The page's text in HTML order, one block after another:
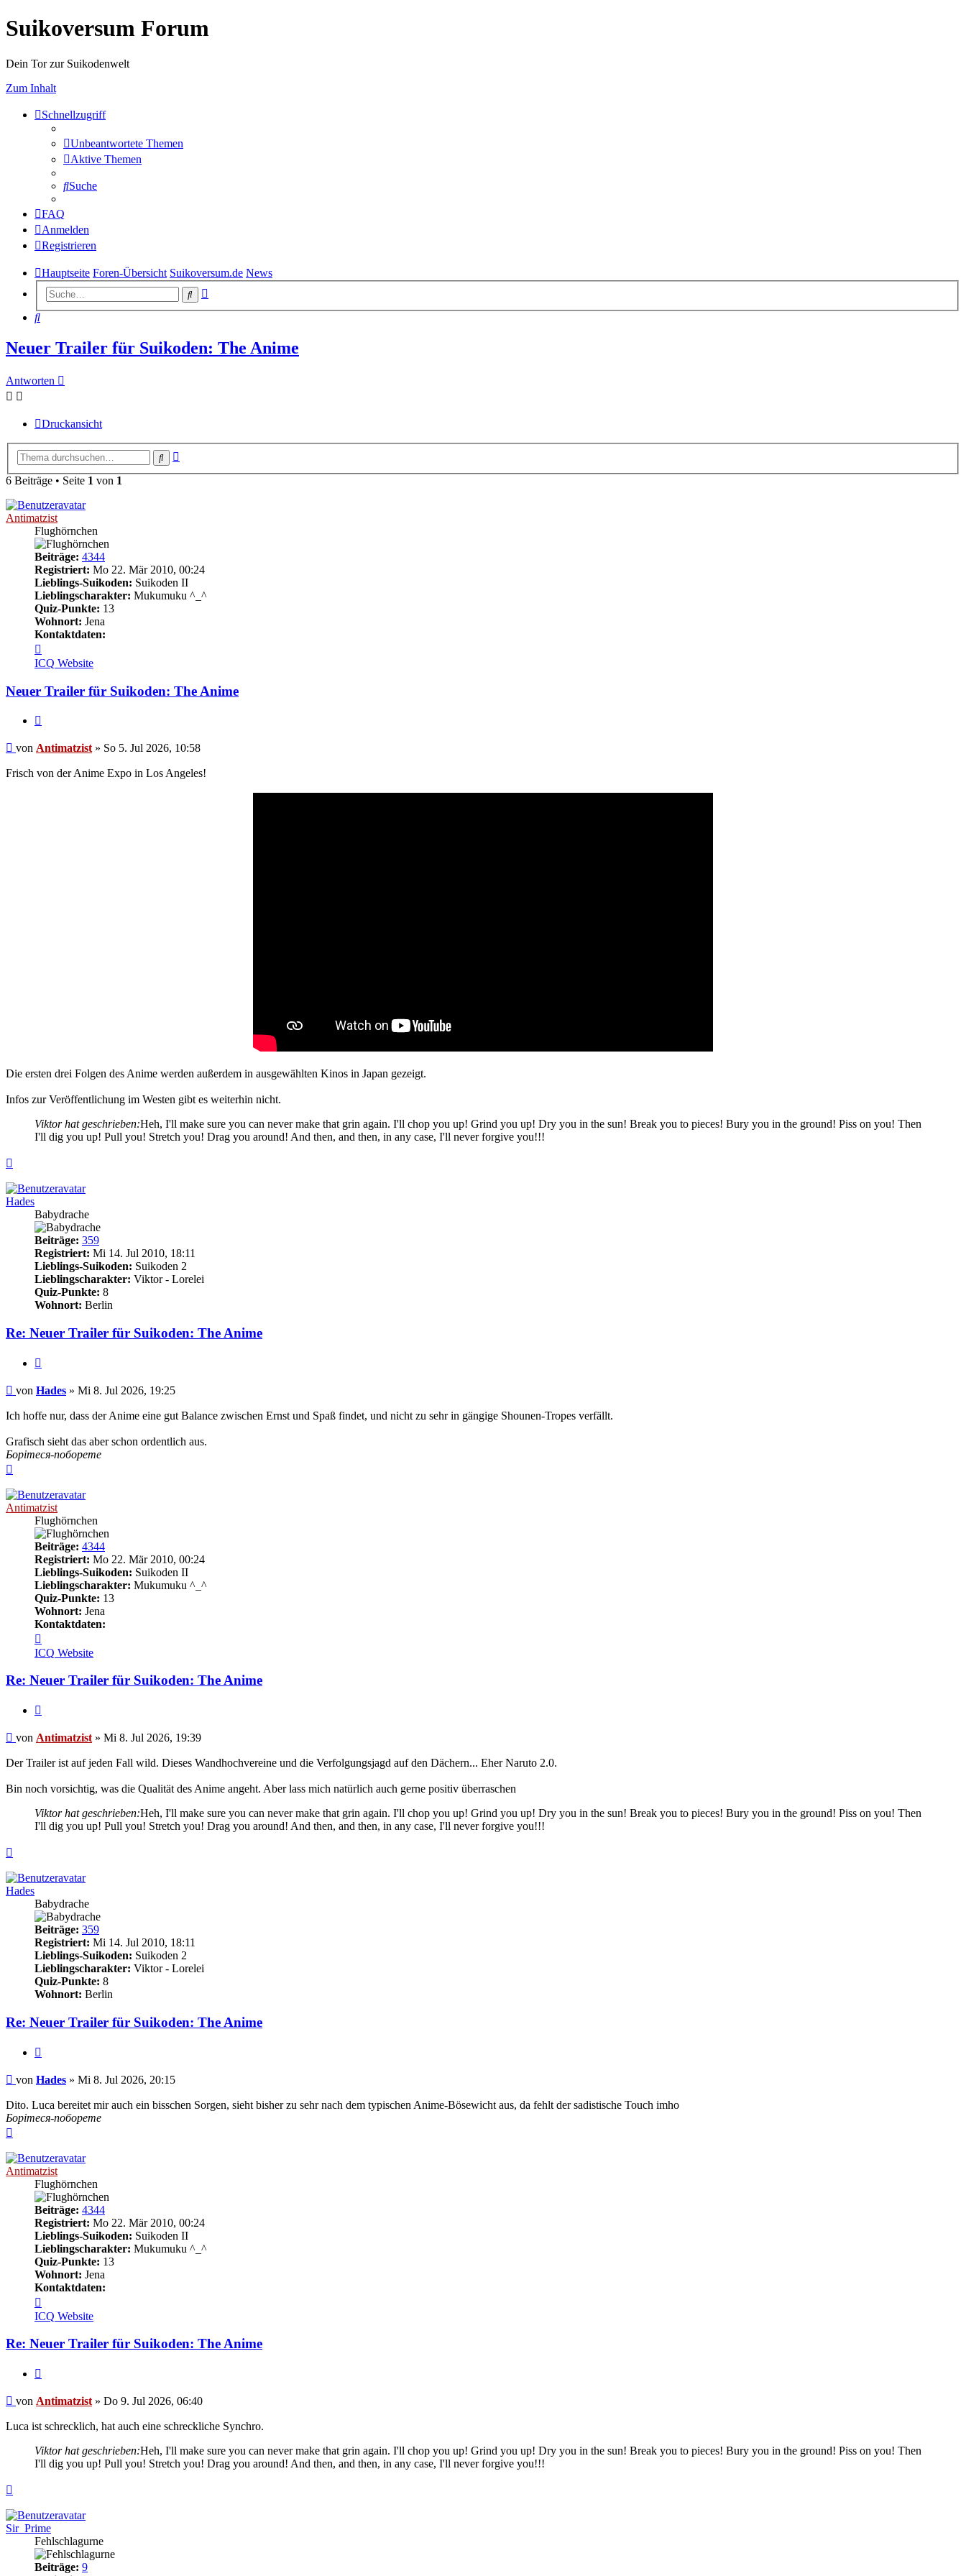
Suikoversum Forum
Dein Tor zur Suikodenwelt
Zum Inhalt
Schnellzugriff
Unbeantwortete Themen
Aktive Themen
Suche
FAQ
Anmelden
Registrieren
Hauptseite Foren-Übersicht Suikoversum.de News
Suche
Suche
Neuer Trailer für Suikoden: The Anime
Antworten
Druckansicht
Suche
6 Beiträge • Seite 1 von 1
Antimatzist
Flughörnchen
Beiträge: 4344
Registriert: Mo 22. Mär 2010, 00:24
Lieblings-Suikoden: Suikoden II
Lieblingscharakter: Mukumuku ^_^
Quiz-Punkte: 13
Wohnort: Jena
Kontaktdaten:
von
Antimatzist
ICQ Website
Neuer Trailer für Suikoden: The Anime
Beitrag
von Antimatzist » So 5. Jul 2026, 10:58
Frisch von der Anime Expo in Los Angeles!
Die ersten drei Folgen des Anime werden außerdem in ausgewählten Kinos in Japan gezeigt.
Infos zur Veröffentlichung im Westen gibt es weiterhin nicht.
Viktor hat geschrieben:Heh, I'll make sure you can never make that grin again. I'll chop you up! Grind you up! Dry you in the sun! Break you to pieces! Bury you in the ground! Piss on you! Then
I'll dig you up! Pull you! Stretch you! Drag you around! And then, and then, in any case, I'll never forgive you!!!
Hades
Babydrache
Beiträge: 359
Registriert: Mi 14. Jul 2010, 18:11
Lieblings-Suikoden: Suikoden 2
Lieblingscharakter: Viktor - Lorelei
Quiz-Punkte: 8
Wohnort: Berlin
Re: Neuer Trailer für Suikoden: The Anime
Beitrag
von Hades » Mi 8. Jul 2026, 19:25
Ich hoffe nur, dass der Anime eine gut Balance zwischen Ernst und Spaß findet, und nicht zu sehr in gängige Shounen-Tropes verfällt.
Grafisch sieht das aber schon ordentlich aus.
Борітеся-поборете
Antimatzist
Flughörnchen
Beiträge: 4344
Registriert: Mo 22. Mär 2010, 00:24
Lieblings-Suikoden: Suikoden II
Lieblingscharakter: Mukumuku ^_^
Quiz-Punkte: 13
Wohnort: Jena
Kontaktdaten:
von
Antimatzist
ICQ Website
Re: Neuer Trailer für Suikoden: The Anime
Beitrag
von Antimatzist » Mi 8. Jul 2026, 19:39
Der Trailer ist auf jeden Fall wild. Dieses Wandhochvereine und die Verfolgungsjagd auf den Dächern... Eher Naruto 2.0.
Bin noch vorsichtig, was die Qualität des Anime angeht. Aber lass mich natürlich auch gerne positiv überraschen
Viktor hat geschrieben:Heh, I'll make sure you can never make that grin again. I'll chop you up! Grind you up! Dry you in the sun! Break you to pieces! Bury you in the ground! Piss on you! Then
I'll dig you up! Pull you! Stretch you! Drag you around! And then, and then, in any case, I'll never forgive you!!!
Hades
Babydrache
Beiträge: 359
Registriert: Mi 14. Jul 2010, 18:11
Lieblings-Suikoden: Suikoden 2
Lieblingscharakter: Viktor - Lorelei
Quiz-Punkte: 8
Wohnort: Berlin
Re: Neuer Trailer für Suikoden: The Anime
Beitrag
von Hades » Mi 8. Jul 2026, 20:15
Dito. Luca bereitet mir auch ein bisschen Sorgen, sieht bisher zu sehr nach dem typischen Anime-Bösewicht aus, da fehlt der sadistische Touch imho
Борітеся-поборете
Antimatzist
Flughörnchen
Beiträge: 4344
Registriert: Mo 22. Mär 2010, 00:24
Lieblings-Suikoden: Suikoden II
Lieblingscharakter: Mukumuku ^_^
Quiz-Punkte: 13
Wohnort: Jena
Kontaktdaten:
von
Antimatzist
ICQ Website
Re: Neuer Trailer für Suikoden: The Anime
Beitrag
von Antimatzist » Do 9. Jul 2026, 06:40
Luca ist schrecklich, hat auch eine schreckliche Synchro.
Viktor hat geschrieben:Heh, I'll make sure you can never make that grin again. I'll chop you up! Grind you up! Dry you in the sun! Break you to pieces! Bury you in the ground! Piss on you! Then
I'll dig you up! Pull you! Stretch you! Drag you around! And then, and then, in any case, I'll never forgive you!!!
Sir_Prime
Fehlschlagurne
Beiträge: 9